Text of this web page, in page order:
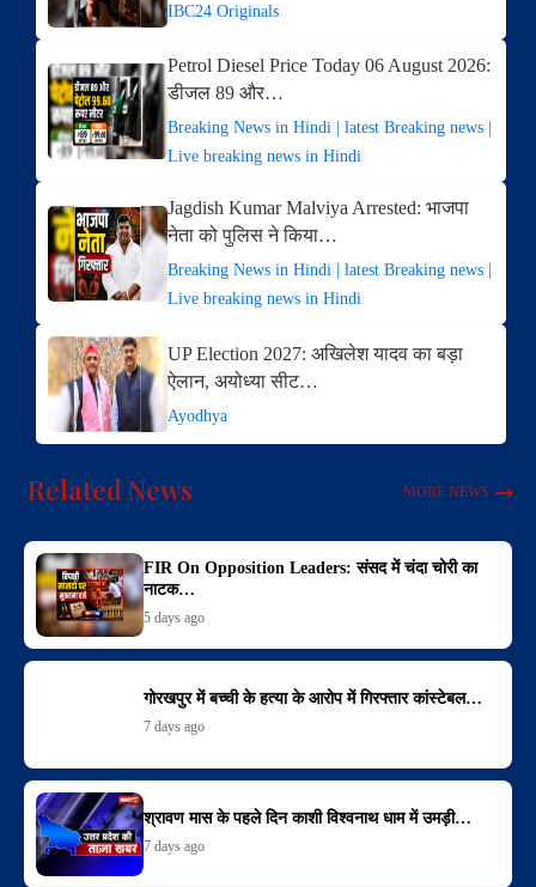
IBC24 Originals
Petrol Diesel Price Today 06 August 2026:
डीजल 89 और…
Breaking News in Hindi | latest Breaking news |
Live breaking news in Hindi
Jagdish Kumar Malviya Arrested: भाजपा
नेता को पुलिस ने किया…
Breaking News in Hindi | latest Breaking news |
Live breaking news in Hindi
UP Election 2027: अखिलेश यादव का बड़ा
ऐलान, अयोध्या सीट…
Ayodhya
Related News MORE NEWS
FIR On Opposition Leaders: संसद में चंदा चोरी का
नाटक…
5 days ago
गोरखपुर में बच्ची के हत्या के आरोप में गिरफ्तार कांस्टेबल…
7 days ago
श्रावण मास के पहले दिन काशी विश्वनाथ धाम में उमड़ी…
7 days ago